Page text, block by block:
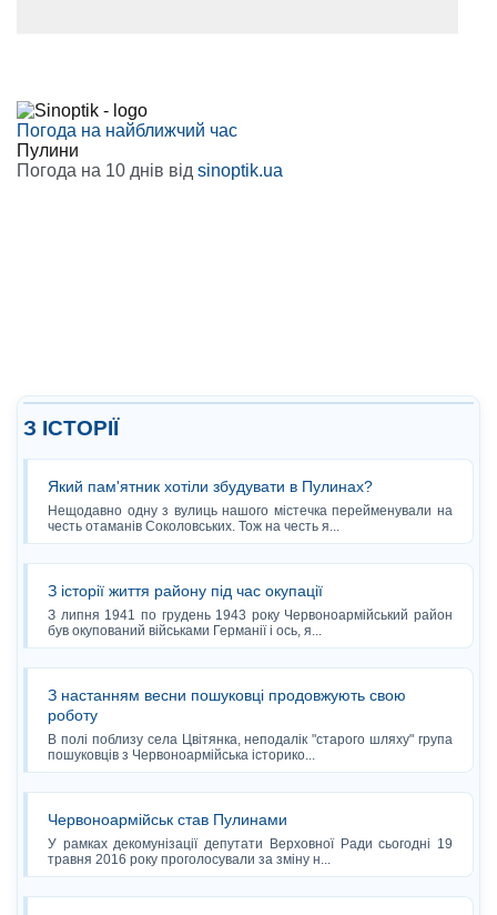
Погода на найближчий час
Пулини
Погода на 10 днів від sinoptik.ua
З ІСТОРІЇ
Який пам'ятник хотіли збудувати в Пулинах?
Нещодавно одну з вулиць нашого містечка перейменували на
честь отаманів Соколовських. Тож на честь я...
З історії життя району під час окупації
З липня 1941 по грудень 1943 року Червоноармійський район
був окупований військами Германії і ось, я...
З настанням весни пошуковці продовжують свою
роботу
В полі поблизу села Цвітянка, неподалік "старого шляху" група
пошуковців з Червоноармійська історико...
Червоноармійськ став Пулинами
У рамках декомунізації депутати Верховної Ради сьогодні 19
травня 2016 року проголосували за зміну н...